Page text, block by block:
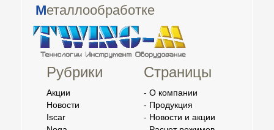
Металлообработке
Рубрики
Акции
Новости
Iscar
Страницы
- О компании
- Продукция
- Новости и акции